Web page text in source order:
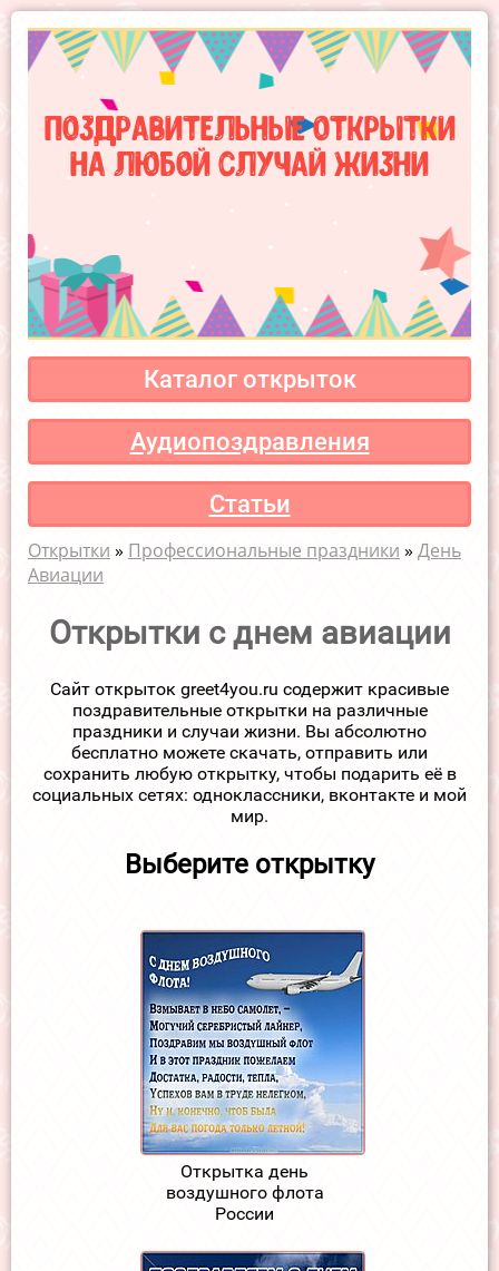
Поздравительные открытки
на любой случай жизни
Каталог открыток
Аудиопоздравления
Статьи
Открытки » Профессиональные праздники » День
Авиации
Открытки с днем авиации
Сайт открыток greet4you.ru содержит красивые
поздравительные открытки на различные
праздники и случаи жизни. Вы абсолютно
бесплатно можете скачать, отправить или
сохранить любую открытку, чтобы подарить её в
социальных сетях: одноклассники, вконтакте и мой
мир.
Выберите открытку
Открытка день
воздушного флота
России